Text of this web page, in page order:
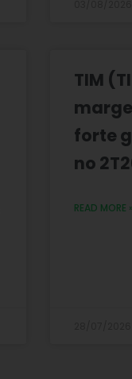
TIM
forte
no
READ MORE »